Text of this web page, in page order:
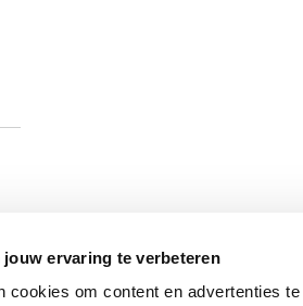
jouw ervaring te verbeteren
cookies om content en advertenties